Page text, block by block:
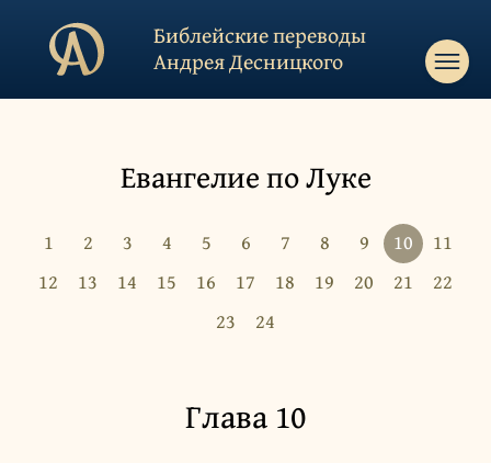
Библейские переводы
Андрея Десницкого
Евангелие по Луке
1 2 3 4 5 6 7 8 9 10
11
12
13 14 15 16 17 18 19 20 21
22
23
24
Глава 10